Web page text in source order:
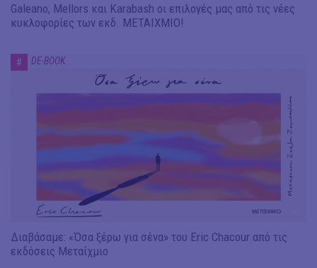
Galeano, Mellors και Karabash οι επιλογές μας από τις νέες
κυκλοφορίες των εκδ. ΜΕΤΑΙΧΜΙΟ!
# DE-BOOK
Διαβάσαμε: «Όσα ξέρω για σένα» του Eric Chacour από τις
εκδόσεις Μεταίχμιο